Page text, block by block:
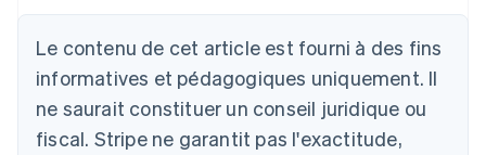
Le contenu de cet article est fourni à des fins
informatives et pédagogiques uniquement. Il
ne saurait constituer un conseil juridique ou
fiscal. Stripe ne garantit pas l'exactitude,
Australie
Autriche
DeutschEnglish
Belgique
Nederlands FrançaisDeutsch English
Brésil